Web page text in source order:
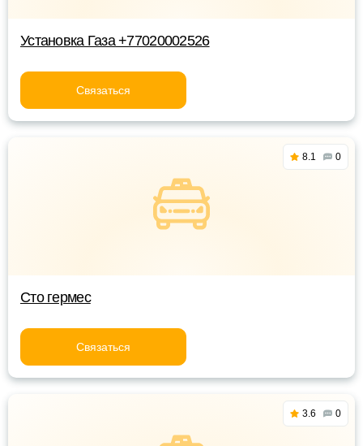
Установка Газа +77020002526
Связаться
8.1 0
Сто гермес
Связаться
3.6 0